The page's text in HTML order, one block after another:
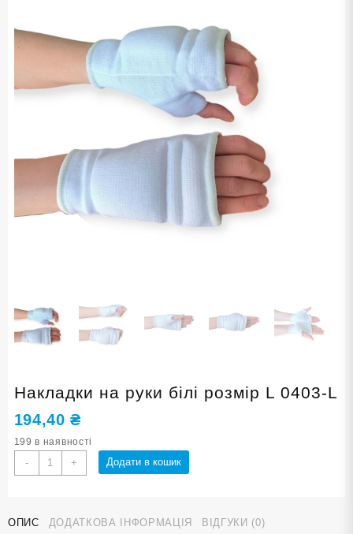
Накладки на руки білі розмір L 0403-L
194,40₴
199 в наявності
-
Накладки
на
розмір
+ Додати в кошик
ОПИС ДОДАТКОВА ІНФОРМАЦІЯ ВІДГУКИ (0)